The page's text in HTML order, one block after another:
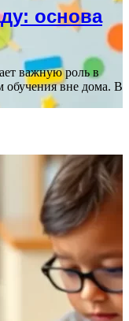
основа
важную роль в
вне дома. В